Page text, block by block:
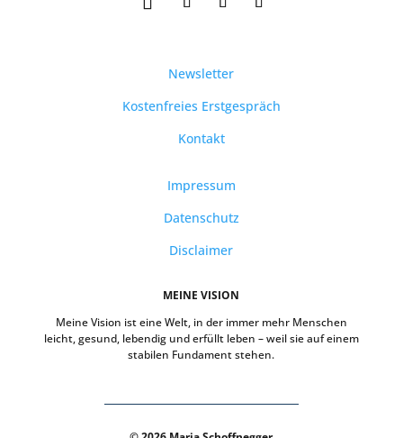
Newsletter
Kostenfreies Erstgespräch
Kontakt
Impressum
Datenschutz
Disclaimer
MEINE VISION
Meine Vision ist eine Welt, in der immer mehr Menschen
leicht, gesund, lebendig und erfüllt leben – weil sie auf einem
stabilen Fundament stehen.